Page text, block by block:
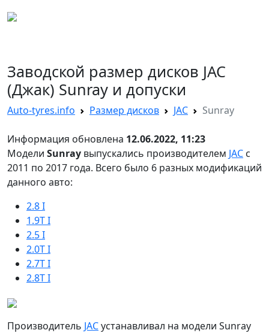
Заводской размер дисков JAC
(Джак) Sunray и допуски
Auto-tyres.info Размер дисков JAC Sunray
Информация обновлена 12.06.2022, 11:23
Модели Sunray выпускались производителем JAC с
2011 по 2017 года. Всего было 6 разных модификаций
данного авто:
2.8 I
1.9T I
2.5 I
2.0T I
2.7T I
2.8T I
Производитель JACустанавливал на модели Sunray